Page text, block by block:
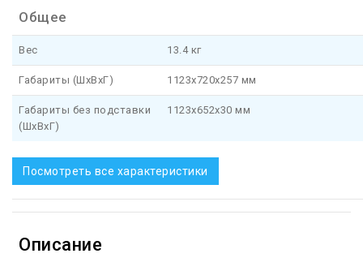
Общее
Вес 13.4 кг
Габариты (ШхВхГ) 1123x720x257 мм
Габариты без подставки
(ШхВхГ)
1123x652x30 мм
Посмотреть все характеристики
Описание